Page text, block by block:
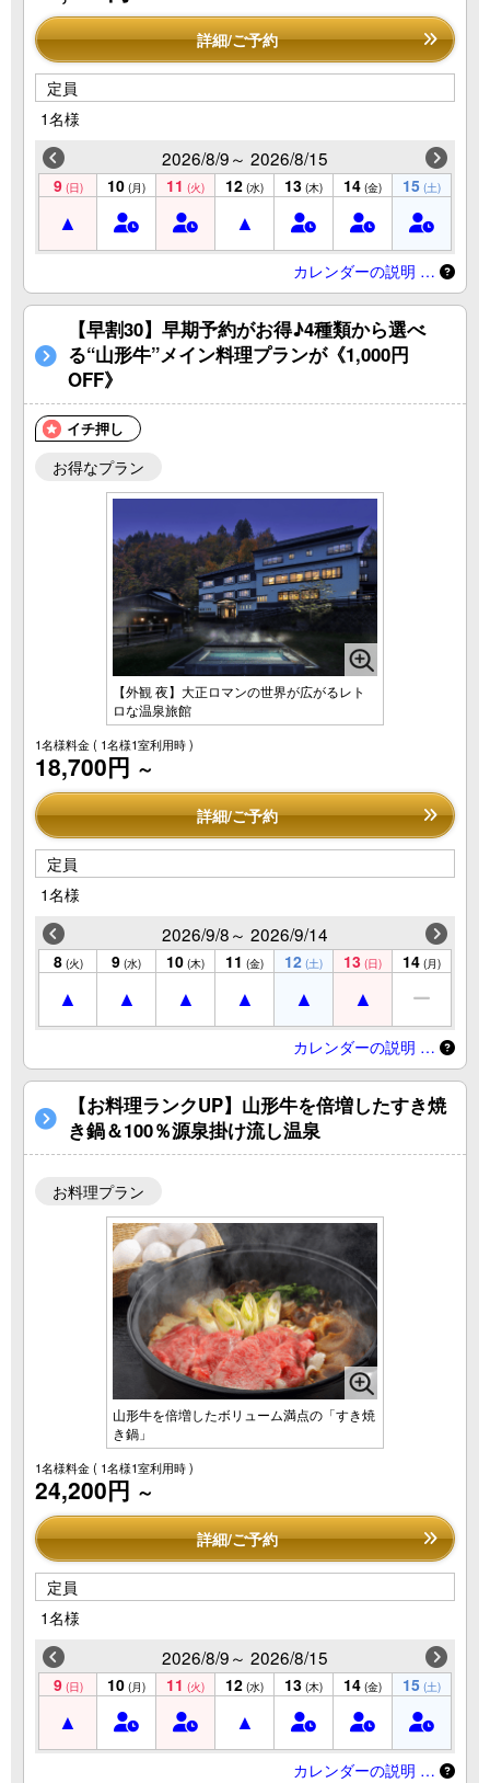
詳細/ご予約
定員
1名様
2026/8/9～ 2026/8/15
9 (日) 10 (月) 11 (火) 12 (水) 13 (木) 14 (金) 15 (土)
カレンダーの説明 …
【早割30】早期予約がお得♪4種類から選べ
る“山形牛”メイン料理プランが《1,000円
OFF》
イチ押し
お得なプラン
【外観 夜】大正ロマンの世界が広がるレト
ロな温泉旅館
1名様料金( 1名様1室利用時 )
18,700円 ～
詳細/ご予約
定員
1名様
2026/9/8～ 2026/9/14
8 (火) 9 (水) 10 (木) 11 (金) 12 (土) 13 (日) 14 (月)
カレンダーの説明 …
【お料理ランクUP】山形牛を倍増したすき焼
き鍋＆100％源泉掛け流し温泉
お料理プラン
山形牛を倍増したボリューム満点の「すき焼
き鍋」
1名様料金( 1名様1室利用時 )
24,200円 ～
詳細/ご予約
定員
1名様
2026/8/9～ 2026/8/15
9 (日) 10 (月) 11 (火) 12 (水) 13 (木) 14 (金) 15 (土)
カレンダーの説明 …